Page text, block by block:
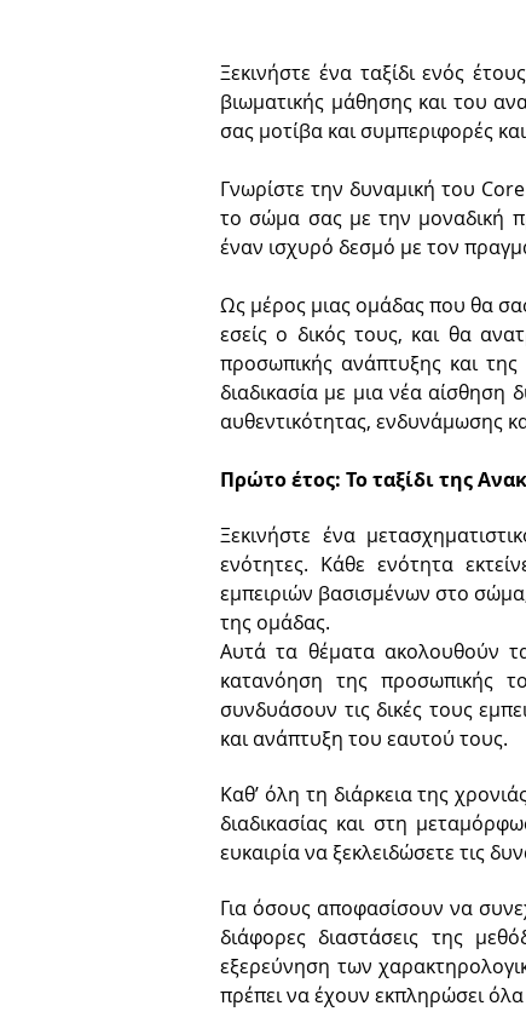
Ξεκινήστε ένα ταξίδι ενός
βιωματικής μάθησης και του
σας μοτίβα και συμπεριφορές
Γνωρίστε την δυναμική του
το σώμα σας με την μοναδική
έναν ισχυρό δεσμό με τον
Ως μέρος μιας ομάδας που θα
εσείς ο δικός τους, και θα
προσωπικής ανάπτυξης και
διαδικασία με μια νέα αίσθηση
αυθεντικότητας, ενδυνάμωσης
Πρώτο έτος: Το ταξίδι της
Ξεκινήστε ένα
ενότητες. Κάθε ενότητα
εμπειριών βασισμένων στο
της ομάδας.
Αυτά τα θέματα ακολουθούν
κατανόηση της προσωπικής
συνδυάσουν τις δικές τους
και ανάπτυξη του εαυτού τους.
Καθ’ όλη τη διάρκεια της
διαδικασίας και στη
ευκαιρία να ξεκλειδώσετε τις
Για όσους αποφασίσουν να
διάφορες διαστάσεις της
εξερεύνηση των
πρέπει να έχουν εκπληρώσει